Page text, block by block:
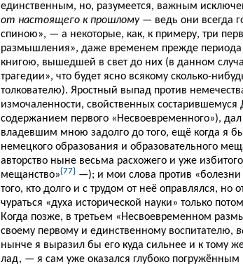
единственным, но, разумеется, важным
от настоящего к прошлому— ведь они всегда
спиною», — а некоторые, как, к примеру, три
размышления», даже временем прежде
книгою, вышедшей в свет до них (в данном
трагедии», что будет ясно всякому сколько-
толкователю). Яростный выпад против
измочаленности, свойственных
содержанием первого «Несвоевременного»),
владевшим мною задолго до того, ещё когда я
немецкого образования и образовательного
авторство ныне весьма расхожего и уже
мещанство»{77}—); и мои слова против
того, кто долго и с трудом от неё оправлялся,
чураться «духа исторической науки» только
Когда позже, в третьем «Несвоевременном
своему первому и единственному воспитателю,
нынче я выразил бы его куда сильнее и к тому
лад, — я сам уже оказался глубоко погружённым